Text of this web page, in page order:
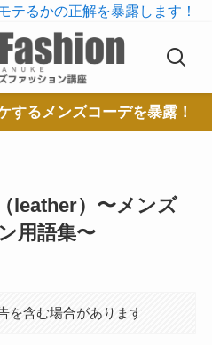
テるかの正解を暴露します！
するメンズコーデを暴露！
leather）〜メンズ
用語集〜
を含む場合があります